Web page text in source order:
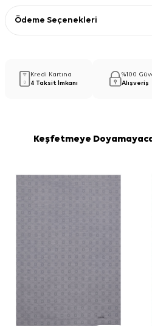
Ödeme Seçenekleri
Kredi Kartına
4 Taksit İmkanı
%100
Alışveriş
Keşfetmeye